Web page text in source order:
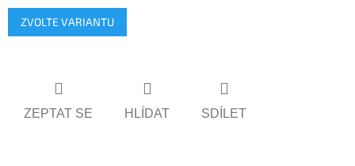
Měrná
cena:
ZVOLTE VARIANTU
ZEPTAT SE HLÍDAT SDÍLET